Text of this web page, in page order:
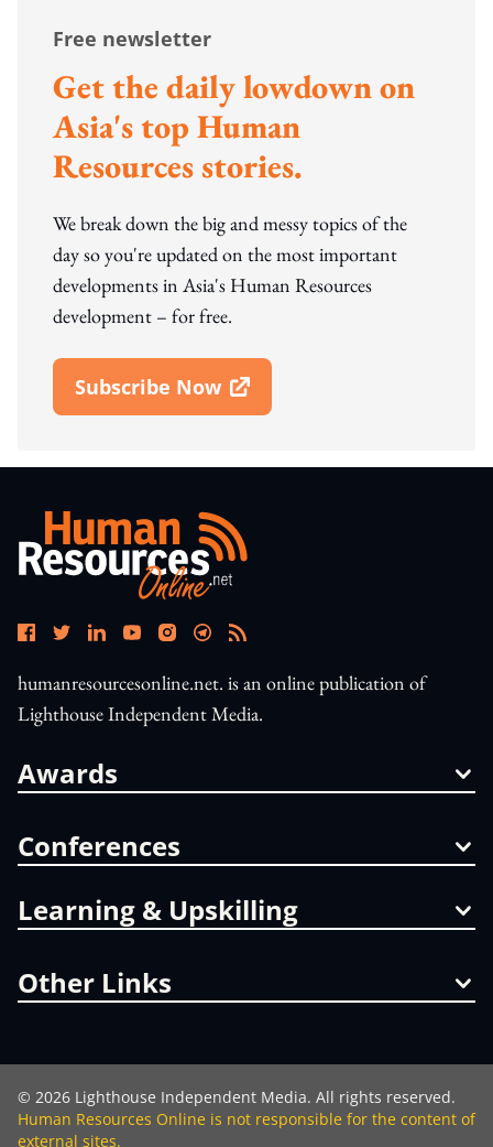
Free newsletter
Get the daily lowdown on
Asia's top Human
Resources stories.
We break down the big and messy topics of the
day so you're updated on the most important
developments in Asia's Human Resources
development – for free.
Subscribe Now
Open In New Window
humanresourcesonline.net. is an online publication of
Lighthouse Independent Media.
Awards
Conferences
Learning & Upskilling
Other Links
© 2026 Lighthouse Independent Media. All rights reserved.
Human Resources Online is not responsible for the content of
external sites.